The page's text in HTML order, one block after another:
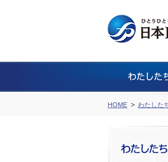
HOME わたした